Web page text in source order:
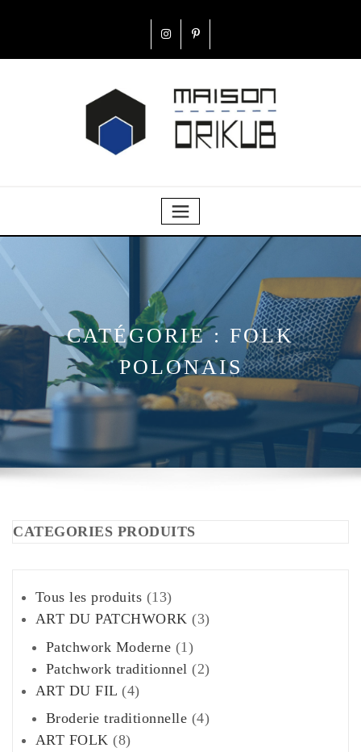
CATÉGORIE : FOLK
POLONAIS
CATEGORIES PRODUITS
Tous les produits 1313
produits
ART DU PATCHWORK 33
Patchwork Moderne 1 1
produit
Patchwork traditionnel 22
ART DU FIL 44
produits
Broderie traditionnelle 44
ART FOLK 88